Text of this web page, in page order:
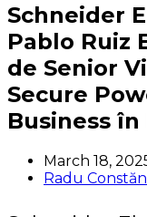
Schneider
Pablo Ruiz
de Senior
Secure
Business în
March 18,
Radu